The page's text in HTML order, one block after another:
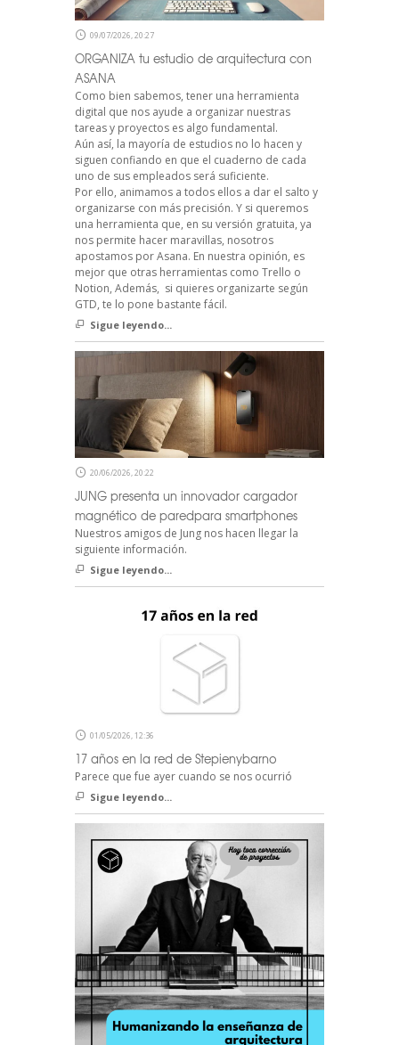
09/07/2026, 20:27
ORGANIZA tu estudio de arquitectura con
ASANA
Como bien sabemos, tener una herramienta
digital que nos ayude a organizar nuestras
tareas y proyectos es algo fundamental.
Aún así, la mayoría de estudios no lo hacen y
siguen confiando en que el cuaderno de cada
uno de sus empleados será suficiente.
Por ello, animamos a todos ellos a dar el salto y
organizarse con más precisión. Y si queremos
una herramienta que, en su versión gratuita, ya
nos permite hacer maravillas, nosotros
apostamos por Asana. En nuestra opinión, es
mejor que otras herramientas como Trello o
Notion, Además, si quieres organizarte según
GTD, te lo pone bastante fácil.
Sigue leyendo...
20/06/2026, 20:22
JUNG presenta un innovador cargador
magnético de paredpara smartphones
Nuestros amigos de Jung nos hacen llegar la
siguiente información.
Sigue leyendo...
01/05/2026, 12:36
17 años en la red de Stepienybarno
Parece que fue ayer cuando se nos ocurrió
Sigue leyendo...